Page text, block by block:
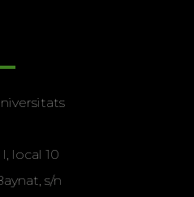
local 10
s/n